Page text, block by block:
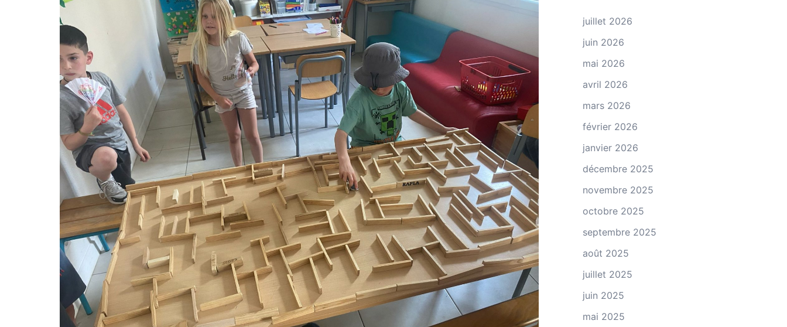
juillet 2026
juin 2026
mai 2026
avril 2026
mars 2026
février 2026
janvier 2026
décembre 2025
novembre 2025
octobre 2025
septembre 2025
août 2025
juillet 2025
juin 2025
mai 2025